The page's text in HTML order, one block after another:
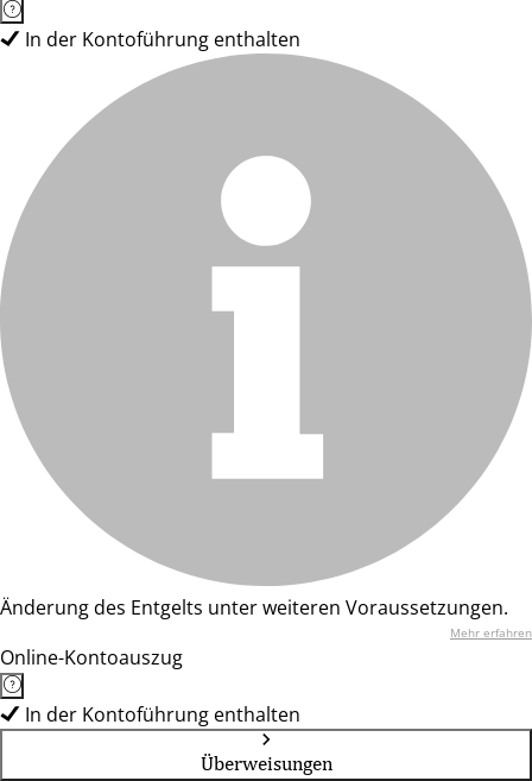
In der Kontoführung enthalten
Änderung des Entgelts unter weiteren Voraussetzungen.
Mehr erfahren
Online-Kontoauszug
In der Kontoführung enthalten
Überweisungen